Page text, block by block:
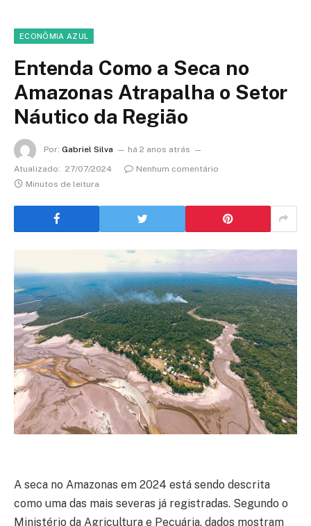
ECONÔMIA AZUL
Entenda Como a Seca no
Amazonas Atrapalha o Setor
Náutico da Região
Por: Gabriel Silva
há 2 anos atrás
Atualizado: 27/07/2024
Nenhum comentário
Minutos de leitura
A seca no Amazonas em 2024 está sendo descrita
como uma das mais severas já registradas. Segundo o
Ministério da Agricultura e Pecuária, dados mostram